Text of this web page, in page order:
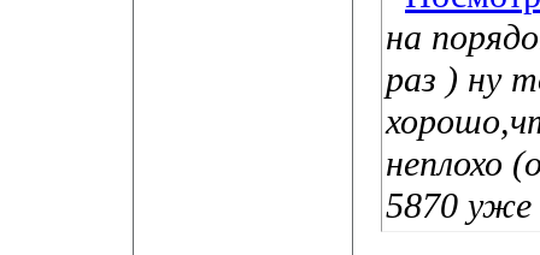
на
раз ) ну
неплохо
5870 уже